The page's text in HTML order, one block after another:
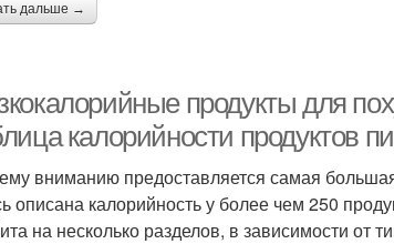
дальше →
продукты для
калорийности продуктов
вниманию предоставляется самая
описана калорийность у более чем 250
на несколько разделов, в зависимости от